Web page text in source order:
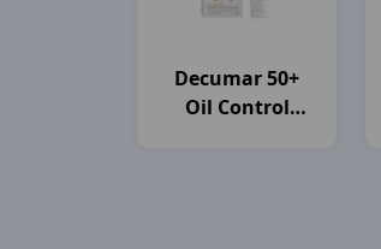
Decumar 50+
Oil Control